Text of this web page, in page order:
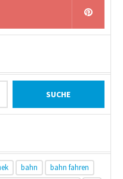
bahn
bahn fahren